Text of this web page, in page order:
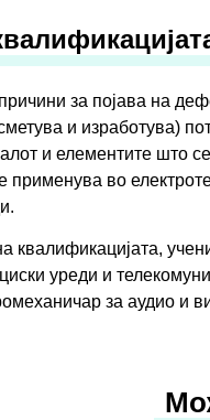
за појава на
и изработува)
и елементите што
применува во
квалификацијатa,
уреди и
за аудио и